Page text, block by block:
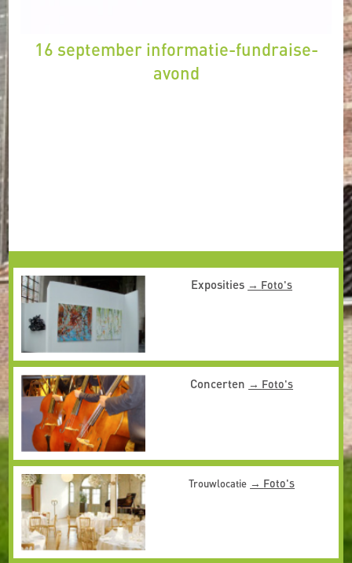
16 september informatie-fundraise-
avond
Exposities Foto's
Concerten Foto's
Trouwlocatie Foto's